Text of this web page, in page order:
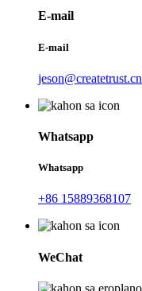
E-mail
E-mail
jeson@createtrust.cn
Whatsapp
Whatsapp
+86 15889368107
WeChat